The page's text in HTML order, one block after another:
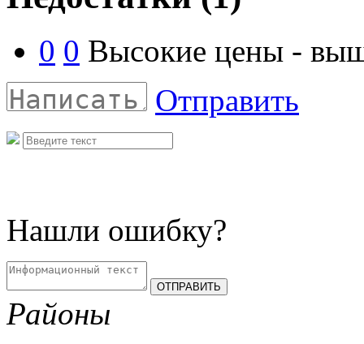
0 0 Высокие цены -
Отправить
Нашли ошибку?
Районы